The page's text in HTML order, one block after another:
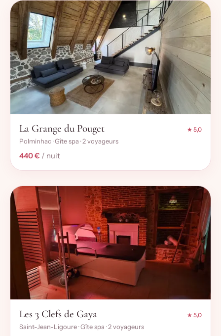
La Grange du Pouget ★ 5,0
Polminhac · Gîte spa · 2 voyageurs
440 € / nuit
Les 3 Clefs de Gaya ★ 5,0
Saint-Jean-Ligoure · Gîte spa · 2 voyageurs